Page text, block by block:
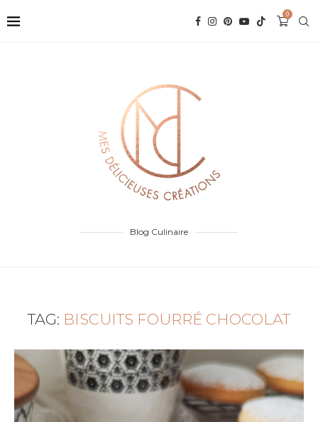
0
Blog Culinaire
TAG: BISCUITS FOURRÉ CHOCOLAT